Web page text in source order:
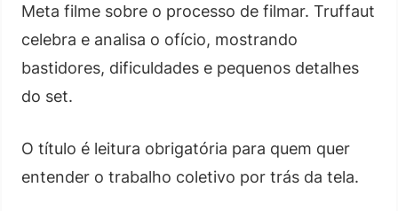
Meta filme sobre o processo de filmar. Truffaut
celebra e analisa o ofício, mostrando
bastidores, dificuldades e pequenos detalhes
do set.
O título é leitura obrigatória para quem quer
entender o trabalho coletivo por trás da tela.